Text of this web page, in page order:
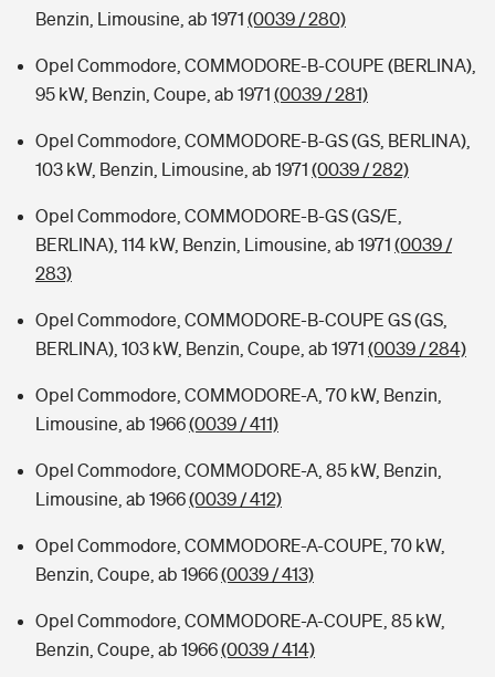
Benzin, Limousine, ab 1971 (0039 / 280)
Opel Commodore, COMMODORE-B-COUPE (BERLINA),
95 kW, Benzin, Coupe, ab 1971 (0039 / 281)
Opel Commodore, COMMODORE-B-GS (GS, BERLINA),
103 kW, Benzin, Limousine, ab 1971 (0039 / 282)
Opel Commodore, COMMODORE-B-GS (GS/E,
BERLINA), 114 kW, Benzin, Limousine, ab 1971 (0039 /
283)
Opel Commodore, COMMODORE-B-COUPE GS (GS,
BERLINA), 103 kW, Benzin, Coupe, ab 1971 (0039 / 284)
Opel Commodore, COMMODORE-A, 70 kW, Benzin,
Limousine, ab 1966(0039 / 411)
Opel Commodore, COMMODORE-A, 85 kW, Benzin,
Limousine, ab 1966(0039 / 412)
Opel Commodore, COMMODORE-A-COUPE, 70 kW,
Benzin, Coupe, ab 1966(0039 / 413)
Opel Commodore, COMMODORE-A-COUPE, 85 kW,
Benzin, Coupe, ab 1966(0039 / 414)